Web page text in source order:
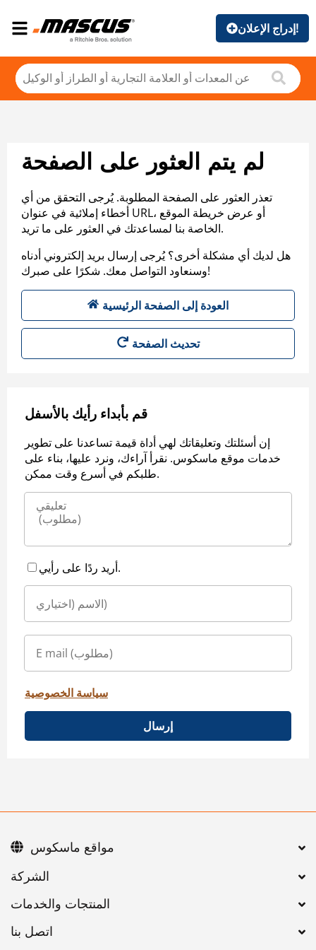
إدراج الإعلان!
لم يتم العثور على الصفحة
تعذر العثور على الصفحة المطلوبة. يُرجى التحقق من أي
أخطاء إملائية في عنوان URL، أو عرض خريطة الموقع
الخاصة بنا لمساعدتك في العثور على ما تريد.
هل لديك أي مشكلة أخرى؟ يُرجى إرسال بريد إلكتروني أدناه
وسنعاود التواصل معك. شكرًا على صبرك!
العودة إلى الصفحة الرئيسية
تحديث الصفحة
قم بأبداء رأيك بالأسفل
إن أسئلتك وتعليقاتك لهي أداة قيمة تساعدنا على تطوير
خدمات موقع ماسكوس. نقرأ آراءك، ونرد عليها، بناء على
طلبكم في أسرع وقت ممكن.
أريد ردًا على رأيي.
سياسة الخصوصية
إرسال
اتصل بنا
مواقع ماسكوس